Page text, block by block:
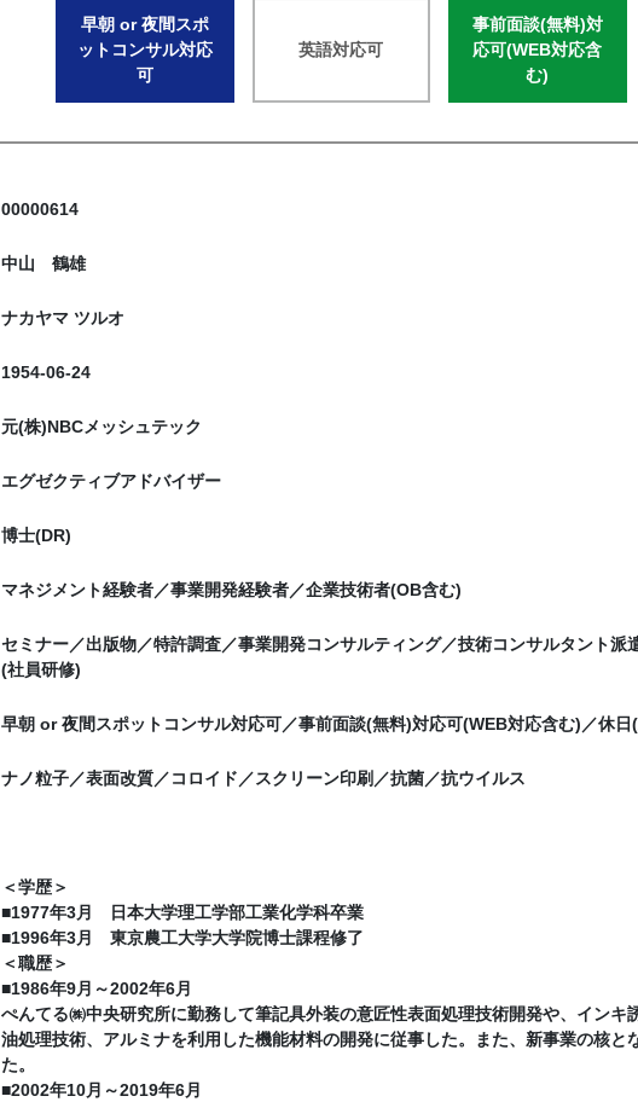
早朝 or 夜間スポ
ットコンサル対応
可
英語対応可
事前面談(無料)対
応可(WEB対応含
む)
00000614
中山 鶴雄
ナカヤマ ツルオ
1954-06-24
元(株)NBCメッシュテック
エグゼクティブアドバイザー
博士(DR)
マネジメント経験者／事業開発経験者／企業技術者(OB含む)
セミナー／出版物／特許調査／事業開発コンサルティング／技術コンサルタント
(社員研修)
早朝 or 夜間スポットコンサル対応可／事前面談(無料)対応可(WEB対応含む)／休
ナノ粒子／表面改質／コロイド／スクリーン印刷／抗菌／抗ウイルス
＜学歴＞
■1977年3月 日本大学理工学部工業化学科卒業
■1996年3月 東京農工大学大学院博士課程修了
＜職歴＞
■1986年9月～2002年6月
ぺんてる㈱中央研究所に勤務して筆記具外装の意匠性表面処理技術開発や、イン
油処理技術、アルミナを利用した機能材料の開発に従事した。また、新事業の核
た。
■2002年10月～2019年6月